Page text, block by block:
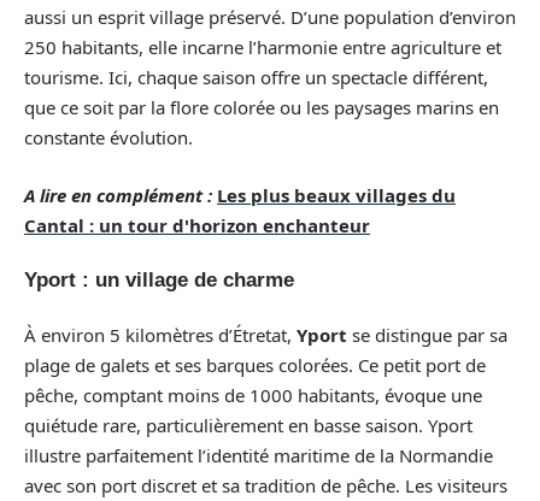
aussi un esprit village préservé. D’une population d’environ
250 habitants, elle incarne l’harmonie entre agriculture et
tourisme. Ici, chaque saison offre un spectacle différent,
que ce soit par la flore colorée ou les paysages marins en
constante évolution.
A lire en complément : Les plus beaux villages du
Cantal : un tour d'horizon enchanteur
Yport : un village de charme
À environ 5 kilomètres d’Étretat, Yport se distingue par sa
plage de galets et ses barques colorées. Ce petit port de
pêche, comptant moins de 1000 habitants, évoque une
quiétude rare, particulièrement en basse saison. Yport
illustre parfaitement l’identité maritime de la Normandie
avec son port discret et sa tradition de pêche. Les visiteurs